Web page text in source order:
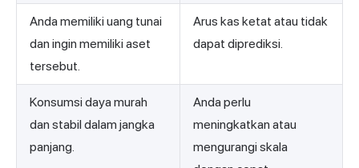
Anda memiliki uang tunai
dan ingin memiliki aset
tersebut.
Arus kas ketat atau tidak
dapat diprediksi.
Konsumsi daya murah
dan stabil dalam jangka
panjang.
Anda perlu
meningkatkan atau
mengurangi skala